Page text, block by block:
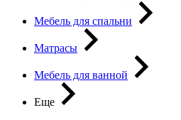
Мебель для спальни
Матрасы
Мебель для ванной
Еще